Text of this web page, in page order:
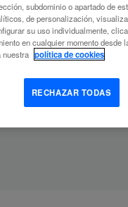
subdominio o apartado de
de personalización,
su uso individualmente,
en cualquier momento desde
nuestra política de cookies
RECHAZAR TODAS